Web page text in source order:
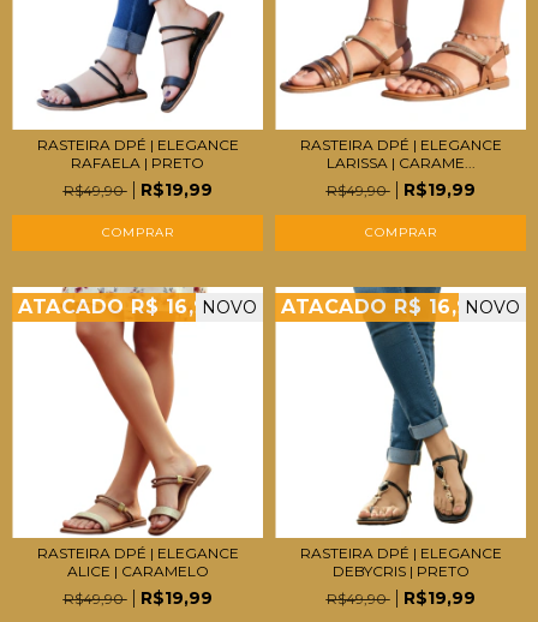
RASTEIRA DPÉ | ELEGANCE
RAFAELA | PRETO
R$49,90
R$19,99
COMPRAR
RASTEIRA DPÉ | ELEGANCE
LARISSA | CARAME...
R$49,90
R$19,99
COMPRAR
ATACADO R$ 16,99NOVO
RASTEIRA DPÉ | ELEGANCE
ALICE | CARAMELO
R$49,90
R$19,99
ATACADO R$ 16,99NOVO
RASTEIRA DPÉ | ELEGANCE
DEBYCRIS | PRETO
R$49,90
R$19,99